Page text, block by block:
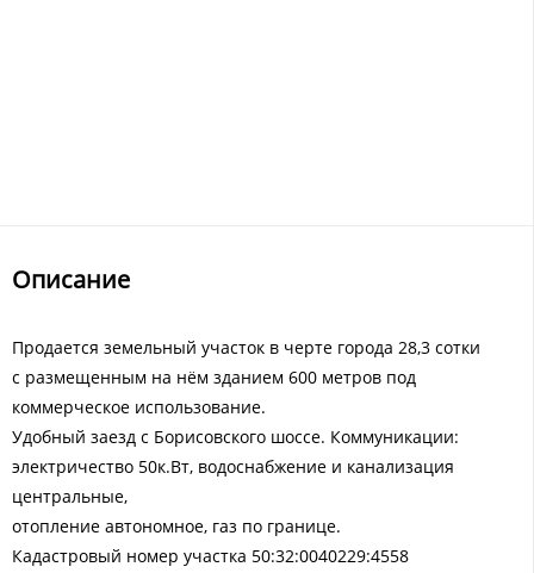
Описание
Продается земельный участок в черте города 28,3 сотки
с размещенным на нём зданием 600 метров под
коммерческое использование.
Удобный заезд с Борисовского шоссе. Коммуникации:
электричество 50к.Вт, водоснабжение и канализация
центральные,
отопление автономное, газ по границе.
Кадастровый номер участка 50:32:0040229:4558